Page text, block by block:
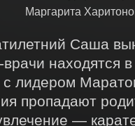
Маргарита
Саша
врачи находятся
с лидером
пропадают
—